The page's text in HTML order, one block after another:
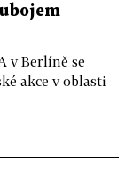
v Berlíně se
akce v oblasti